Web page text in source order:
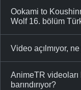
Ookami to
Wolf 16. bölüm
Video açılmıyor,
AnimeTR videoları
barındırıyor?